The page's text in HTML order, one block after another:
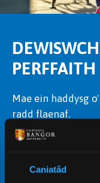
Caniatâd
PERFFAITH
Mae ein haddysg
radd flaenaf.